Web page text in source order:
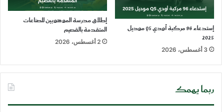
إستدعاء 96 مركبة أودي Q5 موديل
2025
3 أغسطس، 2026
إطلاق مدرسة الموهوبين للصناعات
المتقدمة بالقصيم
2 أغسطس، 2026
ربما يهمك